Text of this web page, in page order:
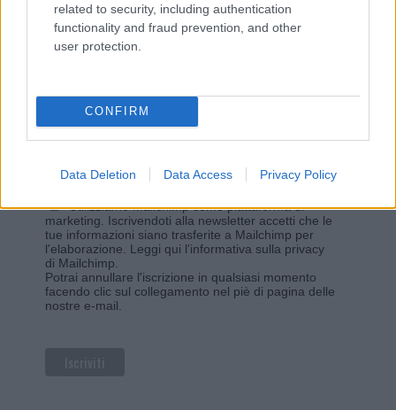
related to security, including authentication
functionality and fraud prevention, and other
user protection.
CONFIRM
Data Deletion Data Access Privacy Policy
Vuoi rimanere sempre aggiornato?
Iscriviti alla newsletter di Gallura Oggi e ricevi le nostre
*campo obbligatorio
Indirizzo email *
Utilizziamo Mailchimp come piattaforma di
marketing. Iscrivendoti alla newsletter accetti che le
tue informazioni siano trasferite a Mailchimp per
l'elaborazione. Leggi qui l'informativa sulla privacy
di Mailchimp
Potrai annullare l'iscrizione in qualsiasi momento
facendo clic sul collegamento nel piè di pagina delle
nostre e-mail.